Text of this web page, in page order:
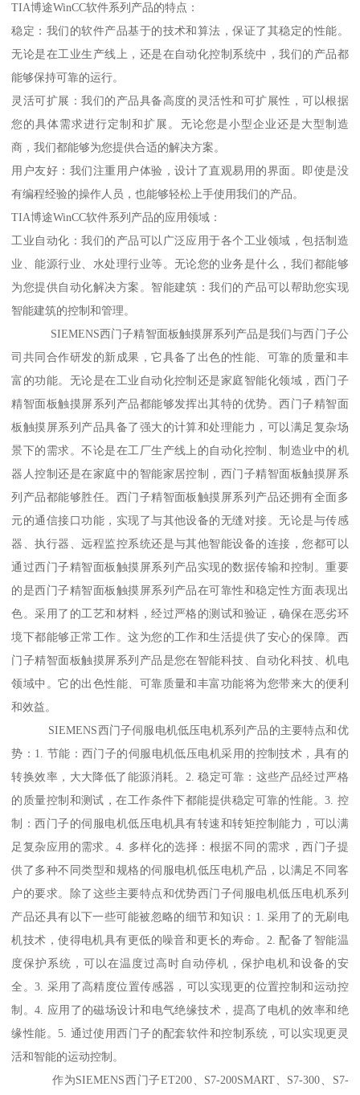
TIA博途WinCC软件系列产品的特点：
稳定：我们的软件产品基于的技术和算法，保证了其稳定的性能。
无论是在工业生产线上，还是在自动化控制系统中，我们的产品都
能够保持可靠的运行。
灵活可扩展：我们的产品具备高度的灵活性和可扩展性，可以根据
您的具体需求进行定制和扩展。无论您是小型企业还是大型制造
商，我们都能够为您提供合适的解决方案。
用户友好：我们注重用户体验，设计了直观易用的界面。即使是没
有编程经验的操作人员，也能够轻松上手使用我们的产品。
TIA博途WinCC软件系列产品的应用领域：
工业自动化：我们的产品可以广泛应用于各个工业领域，包括制造
业、能源行业、水处理行业等。无论您的业务是什么，我们都能够
为您提供自动化解决方案。智能建筑：我们的产品可以帮助您实现
智能建筑的控制和管理。
SIEMENS西门子精智面板触摸屏系列产品是我们与西门子公
司共同合作研发的新成果，它具备了出色的性能、可靠的质量和丰
富的功能。无论是在工业自动化控制还是家庭智能化领域，西门子
精智面板触摸屏系列产品都能够发挥出其特的优势。西门子精智面
板触摸屏系列产品具备了强大的计算和处理能力，可以满足复杂场
景下的需求。不论是在工厂生产线上的自动化控制、制造业中的机
器人控制还是在家庭中的智能家居控制，西门子精智面板触摸屏系
列产品都能够胜任。西门子精智面板触摸屏系列产品还拥有全面多
元的通信接口功能，实现了与其他设备的无缝对接。无论是与传感
器、执行器、远程监控系统还是与其他智能设备的连接，您都可以
通过西门子精智面板触摸屏系列产品实现的数据传输和控制。重要
的是西门子精智面板触摸屏系列产品在可靠性和稳定性方面表现出
色。采用了的工艺和材料，经过严格的测试和验证，确保在恶劣环
境下都能够正常工作。这为您的工作和生活提供了安心的保障。西
门子精智面板触摸屏系列产品是您在智能科技、自动化科技、机电
领域中。它的出色性能、可靠质量和丰富功能将为您带来大的便利
和效益。
SIEMENS西门子伺服电机低压电机系列产品的主要特点和优
势：1. 节能：西门子的伺服电机低压电机采用的控制技术，具有的
转换效率，大大降低了能源消耗。2. 稳定可靠：这些产品经过严格
的质量控制和测试，在工作条件下都能提供稳定可靠的性能。3. 控
制：西门子的伺服电机低压电机具有转速和转矩控制能力，可以满
足复杂应用的需求。4. 多样化的选择：根据不同的需求，西门子提
供了多种不同类型和规格的伺服电机低压电机产品，以满足不同客
户的要求。除了这些主要特点和优势西门子伺服电机低压电机系列
产品还具有以下一些可能被忽略的细节和知识：1. 采用了的无刷电
机技术，使得电机具有更低的噪音和更长的寿命。2. 配备了智能温
度保护系统，可以在温度过高时自动停机，保护电机和设备的安
全。3. 采用了高精度位置传感器，可以实现更的位置控制和运动控
制。4. 应用了的磁场设计和电气绝缘技术，提髙了电机的效率和绝
缘性能。5. 通过使用西门子的配套软件和控制系统，可以实现更灵
活和智能的运动控制。
作为SIEMENS西门子ET200、S7-200SMART、S7-300、S7-